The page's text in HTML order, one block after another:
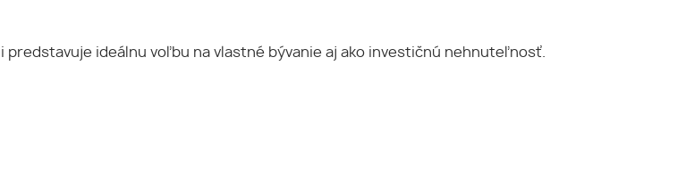
ideálnu voľbu na vlastné bývanie aj ako investičnú nehnuteľnosť.